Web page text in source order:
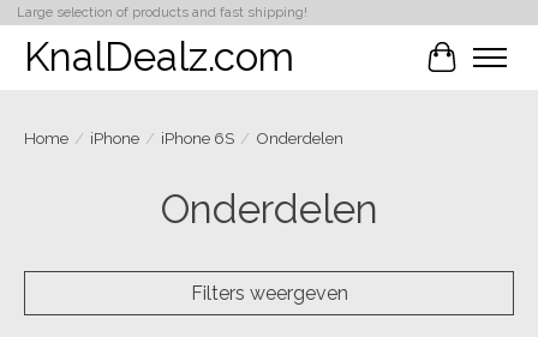
Large selection of products and fast shipping!
KnalDealz.com
Home / iPhone / iPhone 6S / Onderdelen
Onderdelen
Filters weergeven